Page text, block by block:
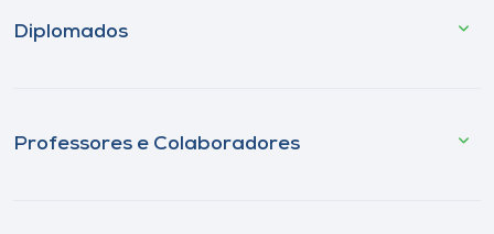
Diplomados
Professores e Colaboradores